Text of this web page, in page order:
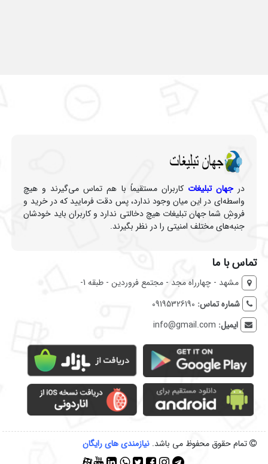
درجهان تبلیغات کاربران مستقیماً با هم تماس می‌گیرند و هیچ
واسطه‌ای در این میان وجود ندارد، پس دقت فرمایید که در خرید و
فروشِ شما جهان تبلیغات هیچ دخالتی ندارد و کاربران باید خودشان
جنبه‌های مختلف امنیتی را در نظر بگیرند.
تماس با ما
مشهد - چهارراه مجد - مجتمع فروردین - طبقه 1-
شماره تماس: 09195326190
ایمیل: info@gmail.com
تمام حقوق محفوظ می باشد.نیازمندی‌ های رایگان